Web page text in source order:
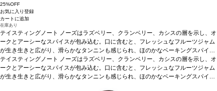
25%OFF
お気に入り登録
カートに追加
在庫あり
テイスティングノート ノーズはラズベリー、クランベリー、カシスの層を示し、オ
ークとアーシーなスパイスが包み込む。口に含むと、フレッシュなフルーツジャム
が生き生きと広がり、滑らかなタンニンも感じられ、ほのかなベーキングスパイス
を伴う。5-10年は素晴らしく展開する逸品。 合う料理サーモン、キャロットサラ
ダなどと好相性葡萄品種100% ピノ・ノワール サスティナブル認証LIVE認証*本
ヴィンテージが在庫切れの場合、在庫があり価格が同様の場合は自動的に次のヴィ
テイスティングノート ノーズはラズベリー、クランベリー、カシスの層を示し、オ
ークとアーシーなスパイスが包み込む。口に含むと、フレッシュなフルーツジャム
が生き生きと広がり、滑らかなタンニンも感じられ、ほのかなベーキングスパイス